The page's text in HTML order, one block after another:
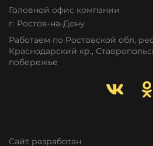
Головной офис компании
г. Ростов-на-Дону
Работаем по Ростовской обл,
Краснодарский кр.,
побережье
Сайт разработан